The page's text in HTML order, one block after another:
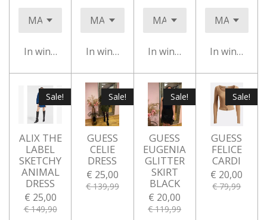
In winkelwagenIn winkelwagenIn winkelwagen
In
Sale!
ALIX THE
LABEL
SKETCHY
ANIMAL
DRESS
€ 25,00
€ 149,90
Sale!
GUESS
CELIE
DRESS
€ 25,00
€ 139,99
Sale!
GUESS
EUGENIA
GLITTER
SKIRT
BLACK
€ 20,00
€ 119,99
Sale!
GUESS
FELICE
CARDI
€ 20,00
€ 79,99